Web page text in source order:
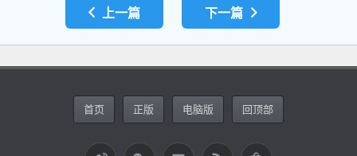
上一篇 下一篇
首页 正版 电脑版 回顶部